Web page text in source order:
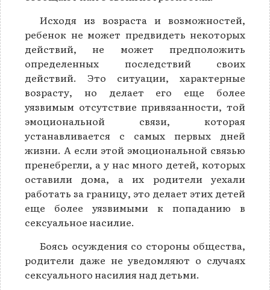
Исходя из возраста и возможностей,
ребенок не может предвидеть некоторых
действий, не может предположить
определенных последствий своих
действий. Это ситуации, характерные
возрасту, но делает его еще более
уязвимым отсутствие привязанности, той
эмоциональной связи, которая
устанавливается с самых первых дней
жизни. А если этой эмоциональной связью
пренебрегли, а у нас много детей, которых
оставили дома, а их родители уехали
работать за границу, это делает этих детей
еще более уязвимыми к попаданию в
сексуальное насилие.
Боясь осуждения со стороны общества,
родители даже не уведомляют о случаях
сексуального насилия над детьми.